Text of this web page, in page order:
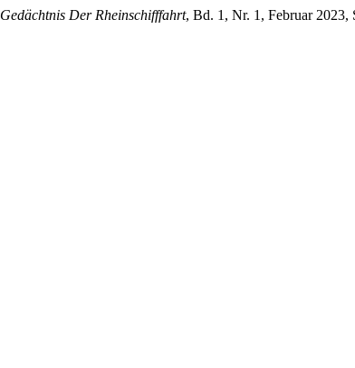
Gedächtnis Der Rheinschifffahrt, Bd. 1, Nr. 1, Februar 2023,